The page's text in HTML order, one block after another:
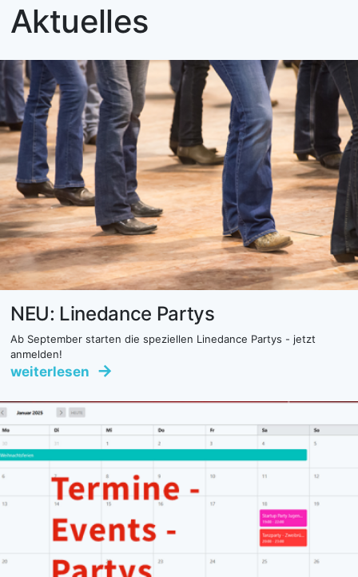
Aktuelles
NEU: Linedance Partys
Ab September starten die speziellen Linedance Partys - jetzt
anmelden!
weiterlesen